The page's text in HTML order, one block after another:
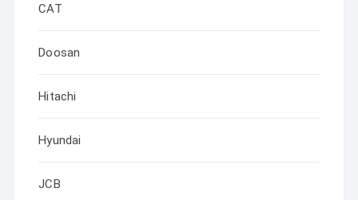
CAT
Doosan
Hitachi
Hyundai
JCB